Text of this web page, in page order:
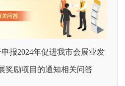
申报2024年促进我市会展业发
奖励项目的通知相关问答